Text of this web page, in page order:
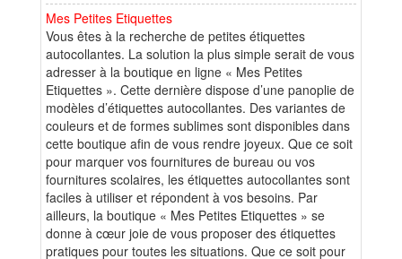
Mes Petites Etiquettes
Vous êtes à la recherche de petites étiquettes
autocollantes. La solution la plus simple serait de vous
adresser à la boutique en ligne « Mes Petites
Etiquettes ». Cette dernière dispose d’une panoplie de
modèles d’étiquettes autocollantes. Des variantes de
couleurs et de formes sublimes sont disponibles dans
cette boutique afin de vous rendre joyeux. Que ce soit
pour marquer vos fournitures de bureau ou vos
fournitures scolaires, les étiquettes autocollantes sont
faciles à utiliser et répondent à vos besoins. Par
ailleurs, la boutique « Mes Petites Etiquettes » se
donne à cœur joie de vous proposer des étiquettes
pratiques pour toutes les situations. Que ce soit pour